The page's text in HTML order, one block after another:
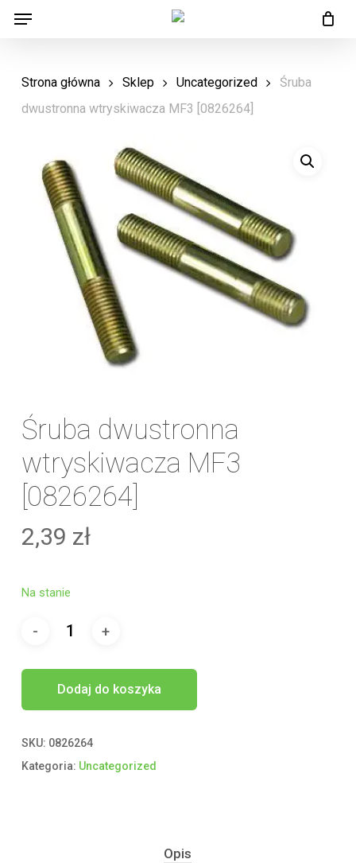
Skip
content
Menu
Strona główna Sklep Uncategorized
Śruba
dwustronna wtryskiwacza MF3 [0826264]
Śruba dwustronna
wtryskiwacza MF3
[0826264]
2,39 zł
Na stanie
Dodaj do koszyka
SKU: 0826264
Kategoria: Uncategorized
Opis
Menu